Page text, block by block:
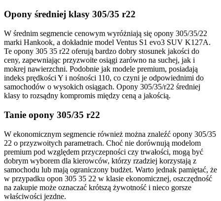
Opony średniej klasy 305/35 r22
W średnim segmencie cenowym wyróżniają się opony 305/35/22
marki Hankook, a dokładnie model Ventus S1 evo3 SUV K127A.
Te opony 305 35 r22 oferują bardzo dobry stosunek jakości do
ceny, zapewniając przyzwoite osiągi zarówno na suchej, jak i
mokrej nawierzchni. Podobnie jak modele premium, posiadają
indeks prędkości Y i nośności 110, co czyni je odpowiednimi do
samochodów o wysokich osiągach. Opony 305/35/r22 średniej
klasy to rozsądny kompromis między ceną a jakością.
Tanie opony 305/35 r22
W ekonomicznym segmencie również można znaleźć opony 305/35
22 o przyzwoitych parametrach. Choć nie dorównują modelom
premium pod względem przyczepności czy trwałości, mogą być
dobrym wyborem dla kierowców, którzy rzadziej korzystają z
samochodu lub mają ograniczony budżet. Warto jednak pamiętać, że
w przypadku opon 305 35 22 w klasie ekonomicznej, oszczędność
na zakupie może oznaczać krótszą żywotność i nieco gorsze
właściwości jezdne.